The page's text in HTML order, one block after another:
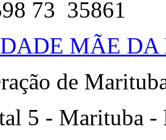
73 35861
MÃE DA
de
5 - Marituba -